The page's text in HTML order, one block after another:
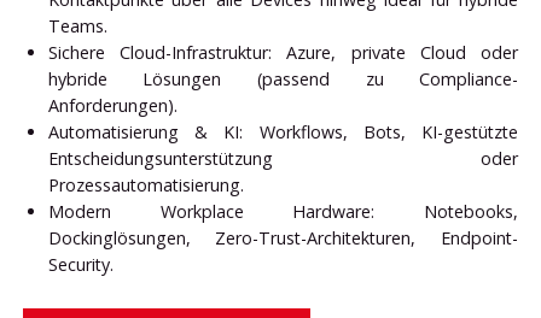
Teams.
Sichere Cloud-Infrastruktur: Azure, private Cloud oder
hybride Lösungen (passend zu Compliance-
Anforderungen).
Automatisierung & KI: Workflows, Bots, KI-gestützte
Entscheidungsunterstützung oder
Prozessautomatisierung.
Modern Workplace Hardware: Notebooks,
Dockinglösungen, Zero-Trust-Architekturen, Endpoint-
Security.